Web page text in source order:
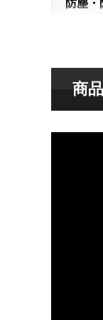
防塵・
連続使
商